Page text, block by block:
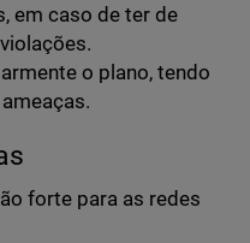
em caso de ter de
o plano, tendo
forte para as redes